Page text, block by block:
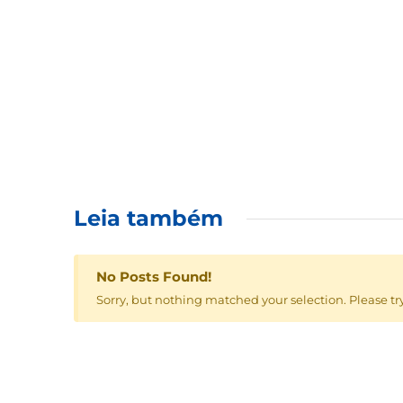
Leia também
No Posts Found!
Sorry, but nothing matched your selection. Please